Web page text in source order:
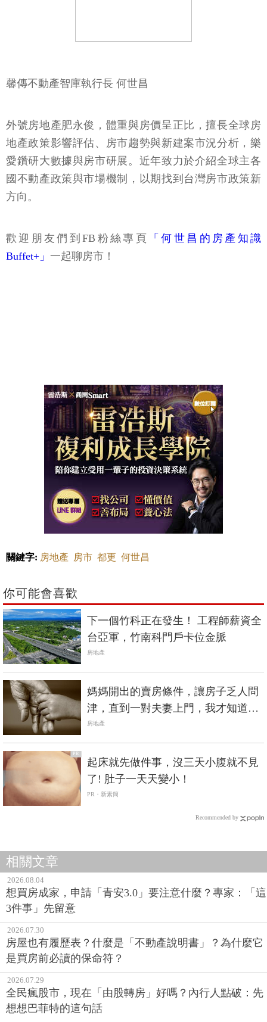
馨傳不動產智庫執行長 何世昌
外號房地產肥永俊，體重與房價呈正比，擅長全球房
地產政策影響評估、房市趨勢與新建案市況分析，樂
愛鑽研大數據與房市研展。近年致力於介紹全球主各
國不動產政策與市場機制，以期找到台灣房市政策新
方向。
歡迎朋友們到FB粉絲專頁
「何世昌的房產知識
Buffet+」 一起聊房市！
關鍵字: 房地產 房市 都更 何世昌
你可能會喜歡
下一個竹科正在發生！ 工程師薪資全
台亞軍，竹南科門戶卡位金脈
房地產
媽媽開出的賣房條件，讓房子乏人問
津，直到一對夫妻上門，我才知道冥
冥之中爸爸都有安排
房地產
PR
起床就先做件事，沒三天小腹就不見
了! 肚子一天天變小！
PR・新素簡
Recommended by
相關文章
2026.08.04
想買房成家，申請「青安3.0」要注意什麼？專家：「這
3件事」先留意
2026.07.30
房屋也有履歷表？什麼是「不動產說明書」？為什麼它
是買房前必讀的保命符？
2026.07.29
全民瘋股市，現在「由股轉房」好嗎？內行人點破：先
想想巴菲特的這句話